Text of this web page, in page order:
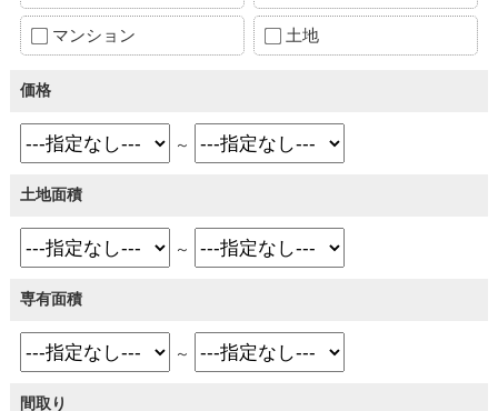
マンション 土地
価格
～
土地面積
～
専有面積
～
間取り